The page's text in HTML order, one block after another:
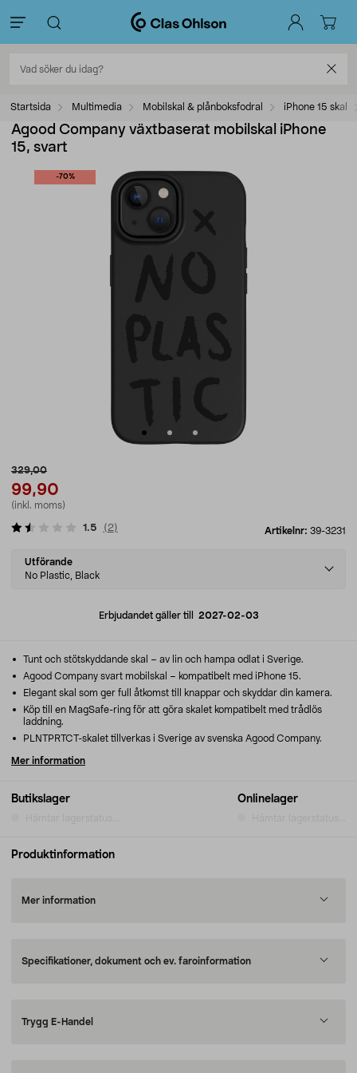
Startsida Multimedia Mobilskal & plånboksfodral iPhone 15 skal
Agood Company växtbaserat mobilskal iPhone
15, svart
-70%
329,00
99,90
(inkl. moms)
Artikelnr: 39-3231
1.5 ( 2)
Select
variant
Utförande
No Plastic, Black
Erbjudandet gäller till 2027-02-03
Butikslager Onlinelager
Tunt och stötskyddande skal – av lin och hampa odlat i Sverige.
Agood Company svart mobilskal – kompatibelt med iPhone 15.
Elegant skal som ger full åtkomst till knappar och skyddar din kamera.
Köp till en MagSafe-ring för att göra skalet kompatibelt med trådlös
laddning.
PLNTPRTCT-skalet tillverkas i Sverige av svenska Agood Company.
Mer information
Produktinformation
Mer information
Specifikationer, dokument och ev. faroinformation
Trygg E-Handel